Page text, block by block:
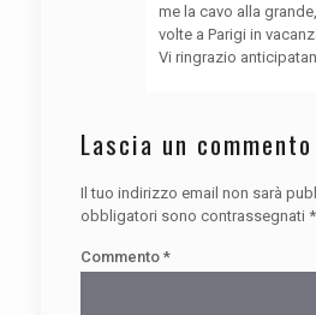
me la cavo alla
volte a Parigi in
Vi ringrazio
Lascia un commento
Il tuo indirizzo email non sarà
obbligatori sono contrassegnati *
Commento *